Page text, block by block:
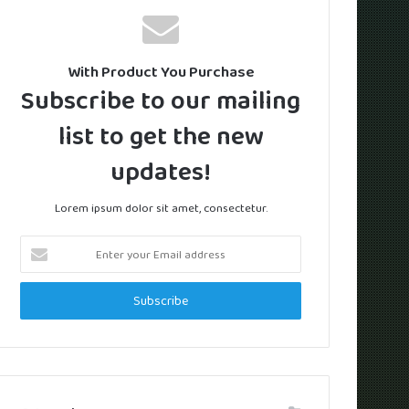
With Product You Purchase
Subscribe to our mailing
list to get the new
updates!
Lorem ipsum dolor sit amet, consectetur.
your
Email